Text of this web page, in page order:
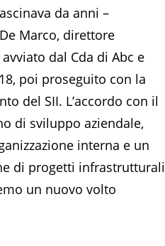
da anni –
Marco, direttore
dal Cda di Abc e
poi proseguito con la
del SII. L’accordo con il
di sviluppo aziendale,
interna e un
di progetti infrastrutturali
un nuovo volto